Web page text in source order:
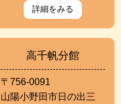
詳細をみる
高千帆分館
〒756-0091
山陽小野田市日の出三